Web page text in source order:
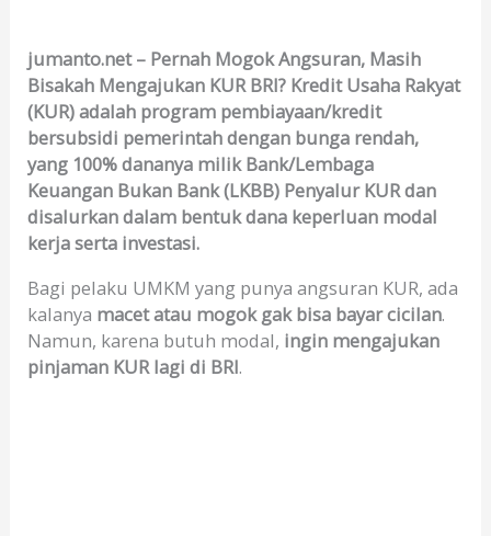
jumanto.net – Pernah Mogok Angsuran, Masih
Bisakah Mengajukan KUR BRI? Kredit Usaha Rakyat
(KUR) adalah program pembiayaan/kredit
bersubsidi pemerintah dengan bunga rendah,
yang 100% dananya milik Bank/Lembaga
Keuangan Bukan Bank (LKBB) Penyalur KUR dan
disalurkan dalam bentuk dana keperluan modal
kerja serta investasi.
Bagi pelaku UMKM yang punya angsuran KUR, ada
kalanya macet atau mogok gak bisa bayar cicilan.
Namun, karena butuh modal, ingin mengajukan
pinjaman KUR lagi di BRI.